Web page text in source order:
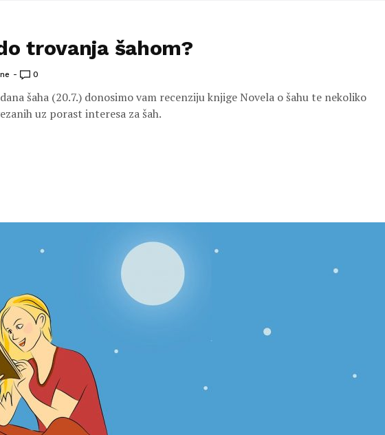
trovanja šahom?
0
šaha (20.7.) donosimo vam recenziju knjige Novela o šahu te nekoliko
uz porast interesa za šah.